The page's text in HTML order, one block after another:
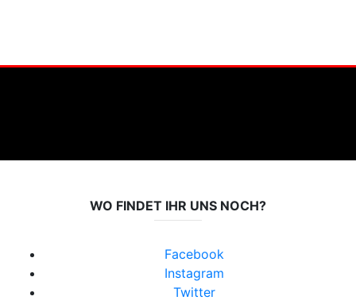
WO FINDET IHR UNS NOCH?
Facebook
Instagram
Twitter